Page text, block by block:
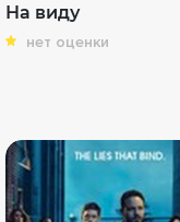
На виду
нет оценки